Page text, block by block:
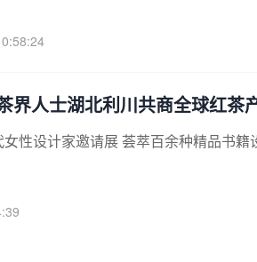
人士湖北利川共商全球红茶
性设计家邀请展 荟萃百余种精品书籍